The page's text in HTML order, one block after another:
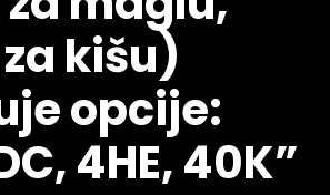
kišu)
opcije:
4HE, 40K”